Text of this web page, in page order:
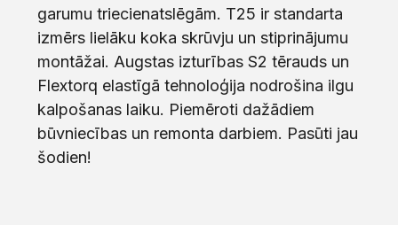
garumu triecienatslēgām. T25 ir standarta
izmērs lielāku koka skrūvju un stiprinājumu
montāžai. Augstas izturības S2 tērauds un
Flextorq elastīgā tehnoloģija nodrošina ilgu
kalpošanas laiku. Piemēroti dažādiem
būvniecības un remonta darbiem. Pasūti jau
šodien!